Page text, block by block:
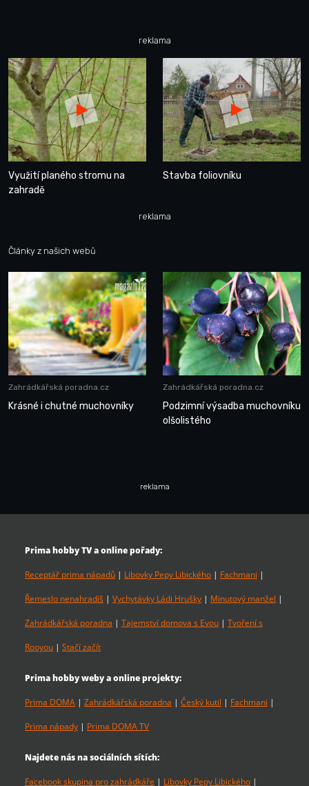
reklama
Využití planého stromu na
zahradě
Stavba foliovníku
reklama
Články z našich webů
Zahrádkářská poradna.cz
Krásné i chutné muchovníky
Zahrádkářská poradna.cz
Podzimní výsadba muchovníku
olšolistého
reklama
Prima hobby TV a online pořady:
Receptář prima nápadů | Libovky Pepy Libického | Fachmani |
Řemeslo nenahradíš | Vychytávky Ládi Hrušky | Minutový manžel |
Zahrádkářská poradna | Tajemství domova s Evou | Tvoření s
Rooyou | Stačí začít
Prima hobby weby a online projekty:
Prima DOMA | Zahrádkářská poradna | Český kutil | Fachmani |
Prima nápady | Prima DOMA TV
Najdete nás na sociálních sítích:
Facebook skupina pro zahrádkáře | Libovky Pepy Libického |